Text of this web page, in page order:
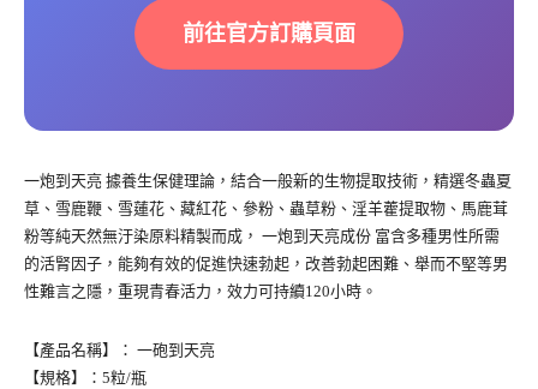
前往官方訂購頁面
一炮到天亮 據養生保健理論，結合一般新的生物提取技術，精選冬蟲夏
草、雪鹿鞭、雪蓮花、藏紅花、參粉、蟲草粉、淫羊藿提取物、馬鹿茸
粉等純天然無汙染原料精製而成， 一炮到天亮成份 ​​​​​​​富含多種男性所需
的活腎因子，能夠有效的促進快速勃起，改善勃起困難、舉而不堅等男
性難言之隱，重現青春活力，效力可持續120小時。
【產品名稱】： 一砲到天亮
【規格】：5粒/瓶